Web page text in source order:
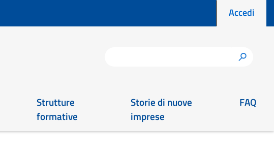
Menu
Accedi
h
Strutture
formative
Storie di nuove
imprese
FAQ